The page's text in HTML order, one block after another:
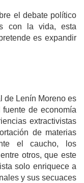
el debate político
con la vida, esta
es expandir
de Lenín Moreno es
de economía
extractivistas
de materias
el caucho, los
otros, que este
solo enriquece a
y sus secuaces